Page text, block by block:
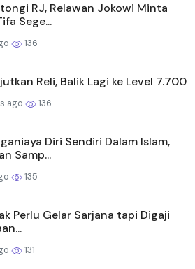
RJ, Relawan Jokowi Minta
Sege...
136
Reli, Balik Lagi ke Level 7.700
ago 136
Diri Sendiri Dalam Islam,
Samp...
135
Perlu Gelar Sarjana tapi Digaji
131